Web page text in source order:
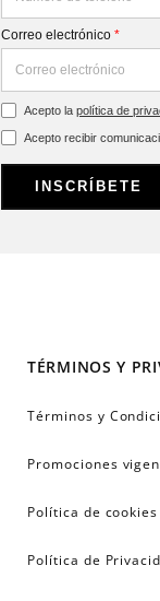
Correo electrónico *
Acepto la política de
Acepto recibir
INSCRÍBETE
TÉRMINOS Y
Términos y
Promociones
Política de cookies
Política de